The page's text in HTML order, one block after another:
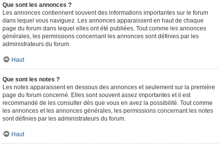
Que sont les annonces ?
Les annonces contiennent souvent des informations importantes sur le forum
dans lequel vous naviguez. Les annonces apparaissent en haut de chaque
page du forum dans lequel elles ont été publiées. Tout comme les annonces
générales, les permissions concernant les annonces sont définies par les
administrateurs du forum.
Haut
Que sont les notes ?
Les notes apparaissent en dessous des annonces et seulement sur la première
page du forum concerné. Elles sont souvent assez importantes et il est
recommandé de les consulter dès que vous en avez la possibilité. Tout comme
les annonces et les annonces générales, les permissions concernant les notes
sont définies par les administrateurs du forum.
Haut